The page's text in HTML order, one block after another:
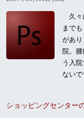
久々
まで
があり
院。
う入
ない
ショッピングセンター